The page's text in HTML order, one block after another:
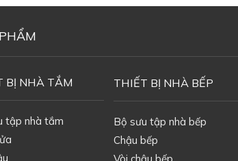
BỊ NHÀ TẮM
tập nhà tắm
THIẾT BỊ NHÀ BẾP
Bộ sưu tập nhà bếp
Chậu bếp